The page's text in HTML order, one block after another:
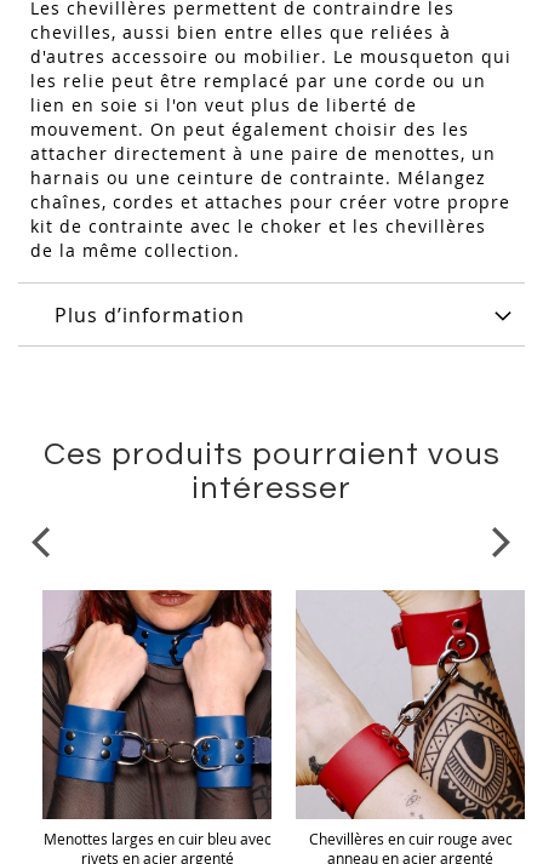
Les chevillères permettent de contraindre les
chevilles, aussi bien entre elles que reliées à
d'autres accessoire ou mobilier. Le mousqueton qui
les relie peut être remplacé par une corde ou un
lien en soie si l'on veut plus de liberté de
mouvement. On peut également choisir des les
attacher directement à une paire de menottes, un
harnais ou une ceinture de contrainte. Mélangez
chaînes, cordes et attaches pour créer votre propre
kit de contrainte avec le choker et les chevillères
de la même collection.
Plus d’information
Ces produits pourraient vous
intéresser
Menottes larges en cuir bleu avec
rivets en acier argenté
Chevillères en cuir rouge avec
anneau en acier argenté